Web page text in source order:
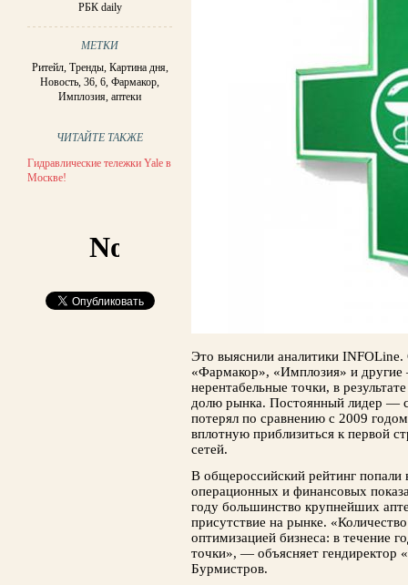
РБК daily
МЕТКИ
Ритейл, Тренды, Картина дня,
Новость,36,6,Фармакор,
Имплозия,аптеки
ЧИТАЙТЕ ТАКЖЕ
Гидравлические тележки Yale в
Москве!
Это выяснили аналитики
«Фармакор», «Имплозия» и
нерентабельные точки, в
долю рынка. Постоянный лидер —
потерял по сравнению с 2009
вплотную приблизиться к первой
сетей.
В общероссийский рейтинг попали
операционных и финансовых
году большинство крупнейших
присутствие на рынке.
оптимизацией бизнеса: в течение
точки», — объясняет гендиректор
Бурмистров.